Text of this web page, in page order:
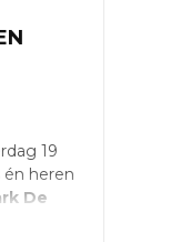
19
heren
De